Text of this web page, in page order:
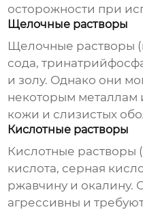
осторожности при
Щелочные растворы
Щелочные растворы
сода,
и золу. Однако они
некоторым металлам
кожи и слизистых
Кислотные растворы
Кислотные растворы
кислота, серная
ржавчину и окалину.
агрессивны и